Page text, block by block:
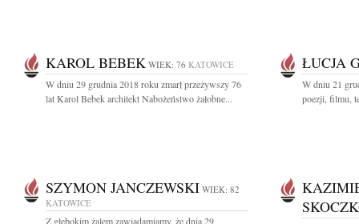
KAROL BEBEK WIEK: 76 KATOWICE
W dniu 29 grudnia 2018 roku zmarł przeżywszy 76
lat Karol Bebek architekt Nabożeństwo żałobne...
ŁUCJA
W dniu 21
poezji, filmu,
SZYMON JANCZEWSKI WIEK: 82
KATOWICE
Z głębokim żalem zawiadamiamy, że dnia 29